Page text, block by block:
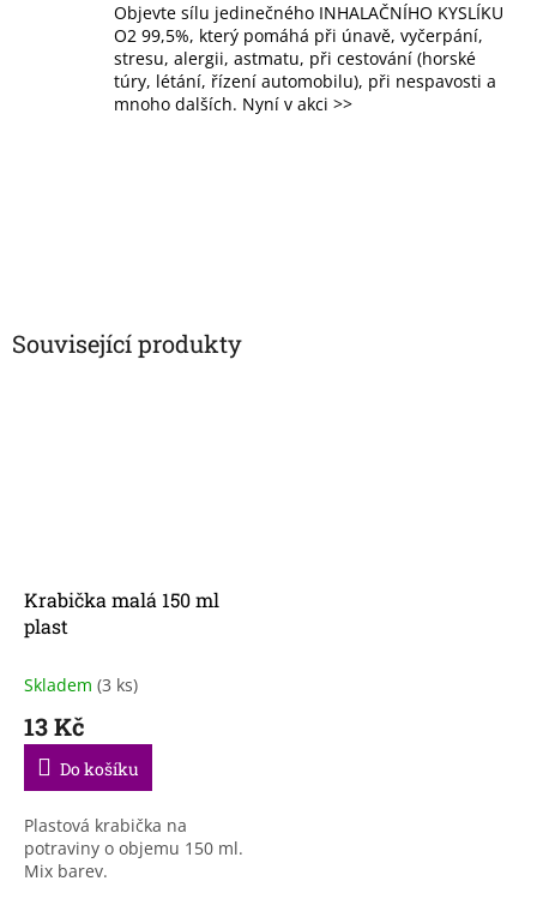
Objevte sílu jedinečného INHALAČNÍHO KYSLÍKU
O2 99,5%, který pomáhá při únavě, vyčerpání,
stresu, alergii, astmatu, při cestování (horské
túry, létání, řízení automobilu), při nespavosti a
mnoho dalších. Nyní v akci >>
Související produkty
Krabička malá 150 ml
plast
Skladem (3 ks)
13 Kč
Do košíku
Plastová krabička na
potraviny o objemu 150 ml.
Mix barev.